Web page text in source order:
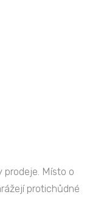
Místo o
protichůdné